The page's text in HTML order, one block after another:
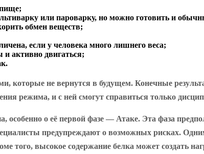
пище;
или пароварку, но можно готовить и
обмен веществ;
если у человека много лишнего веса;
и активно двигаться;
не вернутся в будущем. Конечные
режима, и с ней смогут справиться только
о её первой фазе — Атаке. Эта фаза
предупреждают о возможных рисках.
того, высокое содержание белка может создать